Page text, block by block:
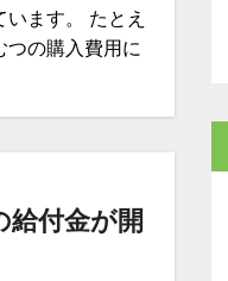
ます。 たとえ
つの購入費用に
給付金が開